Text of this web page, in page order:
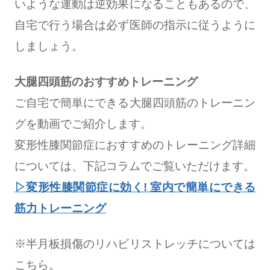
いような運動は逆効果になることもあるので、
自宅で行う場合は必ず医師の指示に従うように
しましょう。
大腿四頭筋のおすすめトレーニング
ご自宅で簡単にできる大腿四頭筋のトレーニン
グを動画でご紹介します。
変形性膝関節症におすすめのトレーニング詳細
については、下記コラムでご覧いただけます。
▷変形性膝関節症に効く! 室内で簡単にできる
筋力トレーニング
※半月板損傷のリハビリストレッチについては
こちら。